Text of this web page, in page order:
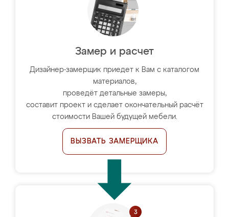
Замер и расчет
Дизайнер-замерщик приедет к Вам с каталогом
материалов,
проведёт детальные замеры,
составит проект и сделает окончательный расчёт
стоимости Вашей будущей мебели.
ВЫЗВАТЬ ЗАМЕРЩИКА